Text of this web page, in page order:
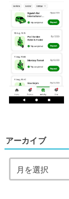
アーカイブ